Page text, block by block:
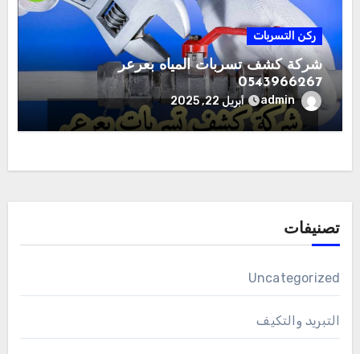
ركن التسربات
شركة كشف تسربات المياه بعرعر
0543966267
admin أبريل 22, 2025
تصنيفات
Uncategorized
التبريد والتكيف